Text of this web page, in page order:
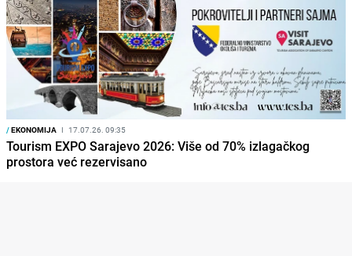
/EKONOMIJA I 17.07.26. 09:35
Tourism EXPO Sarajevo 2026: Više od 70% izlagačkog
prostora već rezervisano